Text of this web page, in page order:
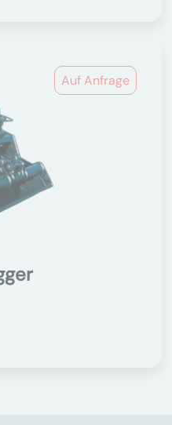
Auf Anfrage